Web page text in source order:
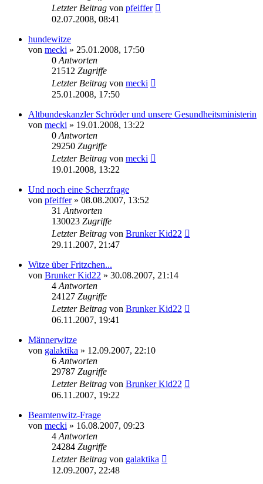
Letzter Beitrag von pfeiffer
02.07.2008, 08:41
hundewitze
von mecki » 25.01.2008, 17:50
0 Antworten
21512 Zugriffe
Letzter Beitrag von mecki
25.01.2008, 17:50
Altbundeskanzler Schröder und unsere Gesundheitsministerin
von mecki » 19.01.2008, 13:22
0 Antworten
29250 Zugriffe
Letzter Beitrag von mecki
19.01.2008, 13:22
Und noch eine Scherzfrage
von pfeiffer» 08.08.2007, 13:52
31 Antworten
130023 Zugriffe
Letzter Beitrag von Brunker Kid22
29.11.2007, 21:47
Witze über Fritzchen...
von Brunker Kid22 » 30.08.2007, 21:14
4 Antworten
24127 Zugriffe
Letzter Beitrag von Brunker Kid22
06.11.2007, 19:41
Männerwitze
von galaktika » 12.09.2007, 22:10
6 Antworten
29787 Zugriffe
Letzter Beitrag von Brunker Kid22
06.11.2007, 19:22
Beamtenwitz-Frage
von mecki » 16.08.2007, 09:23
4 Antworten
24284 Zugriffe
Letzter Beitrag von galaktika
12.09.2007, 22:48